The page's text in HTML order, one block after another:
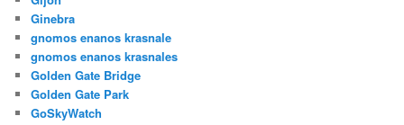
Ginebra
gnomos enanos krasnale
gnomos enanos krasnales
Golden Gate Bridge
Golden Gate Park
GoSkyWatch